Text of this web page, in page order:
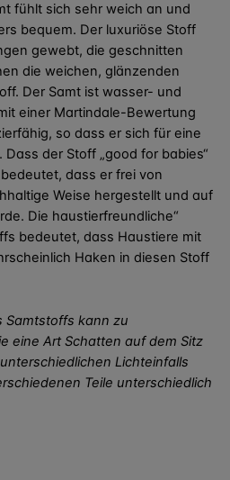
fühlt sich sehr weich an und
bequem. Der luxuriöse Stoff
gewebt, die geschnitten
die weichen, glänzenden
Der Samt ist wasser- und
einer Martindale-Bewertung
so dass er sich für eine
der Stoff „good for babies“
dass er frei von
Weise hergestellt und auf
Die haustierfreundliche“
bedeutet, dass Haustiere mit
Haken in diesen Stoff
Samtstoffs kann zu
eine Art Schatten auf dem Sitz
Lichteinfalls
Teile unterschiedlich